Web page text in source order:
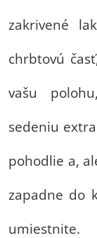
zakrivené
chrbtovú
vašu
sedeniu
pohodlie a,
zapadne do
umiestnite.